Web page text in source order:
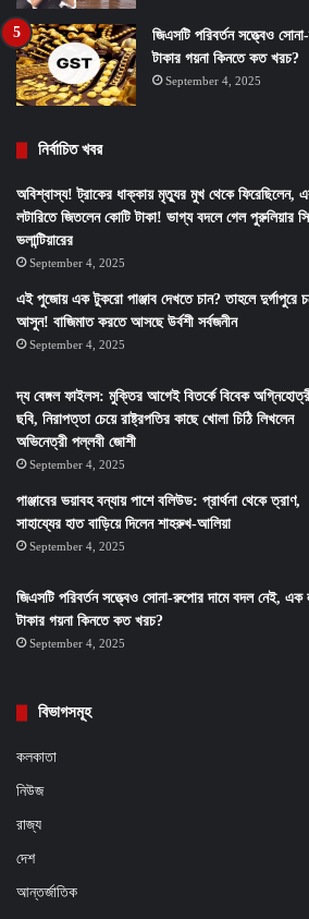
জিএসটি পরিবর্তন সত্ত্বেও
টাকার গয়না কিনতে কত খরচ?
September 4, 2025
নির্বাচিত খবর
অবিশ্বাস্য! ট্রাকের ধাক্কায় মৃত্যুর মুখ থেকে ফিরেছিলেন,
লটারিতে জিতলেন কোটি টাকা! ভাগ্য বদলে গেল পুরুলিয়ার
ভলান্টিয়ারের
September 4, 2025
এই পুজোয় এক টুকরো পাঞ্জাব দেখতে চান? তাহলে দুর্গাপুরে
আসুন! বাজিমাত করতে আসছে উর্বশী সর্বজনীন
September 4, 2025
দ্য বেঙ্গল ফাইলস: মুক্তির আগেই বিতর্কে বিবেক
ছবি, নিরাপত্তা চেয়ে রাষ্ট্রপতির কাছে খোলা চিঠি লিখলেন
অভিনেত্রী পল্লবী জোশী
September 4, 2025
পাঞ্জাবের ভয়াবহ বন্যায় পাশে বলিউড: প্রার্থনা থেকে ত্রাণ,
সাহায্যের হাত বাড়িয়ে দিলেন শাহরুখ-আলিয়া
September 4, 2025
জিএসটি পরিবর্তন সত্ত্বেও সোনা-রুপোর দামে বদল নেই, এক
টাকার গয়না কিনতে কত খরচ?
September 4, 2025
বিভাগসমূহ
কলকাতা
নিউজ
রাজ্য
দেশ
আন্তর্জাতিক